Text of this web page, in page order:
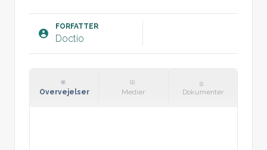
pollicis brevis.
Finkelstein’s test: Positiv.
Mistanke om De Quervain’s tenosynovitis.
FORFATTER
Doctio
Overvejelser Medier Dokumenter